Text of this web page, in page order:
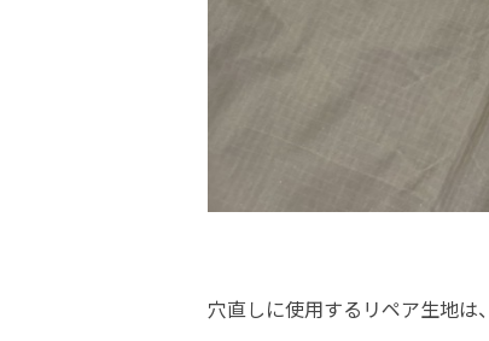
穴直しに使用するリペア生地は